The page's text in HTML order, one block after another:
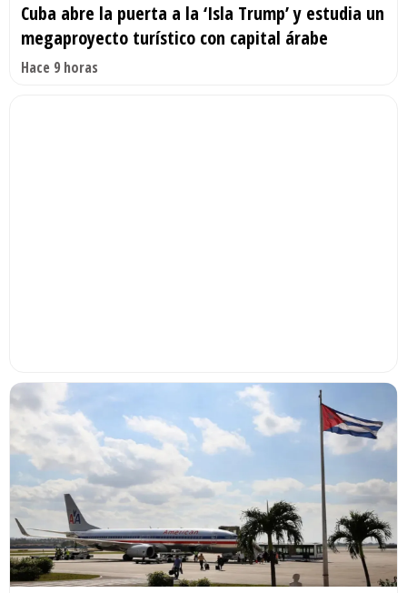
Cuba abre la puerta a la ‘Isla Trump’ y estudia un
megaproyecto turístico con capital árabe
Hace 9 horas